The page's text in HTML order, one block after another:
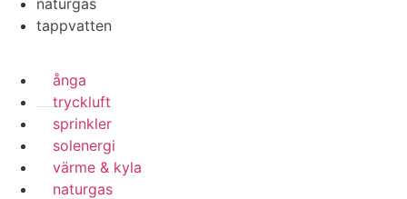
naturgas
tappvatten
ånga
tryckluft
sprinkler
solenergi
värme & kyla
naturgas